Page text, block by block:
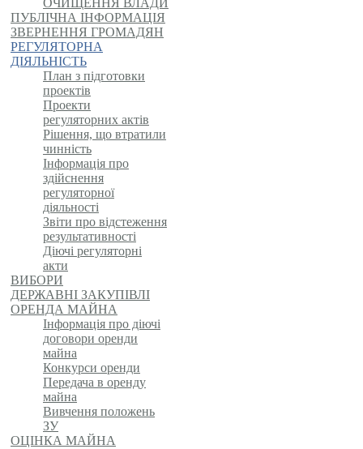
ОЧИЩЕННЯ ВЛАДИ
ПУБЛІЧНА ІНФОРМАЦІЯ
ЗВЕРНЕННЯ ГРОМАДЯН
РЕГУЛЯТОРНА
ДІЯЛЬНІСТЬ
План з підготовки
проектів
Проекти
регуляторних актів
Рішення, що втратили
чинність
Інформація про
здійснення
регуляторної
діяльності
Звіти про відстеження
результативності
Діючі регуляторні
акти
ВИБОРИ
ДЕРЖАВНІ ЗАКУПІВЛІ
ОРЕНДА МАЙНА
Інформація про діючі
договори оренди
майна
Конкурси оренди
Передача в оренду
майна
Вивчення положень
ЗУ
ОЦІНКА МАЙНА